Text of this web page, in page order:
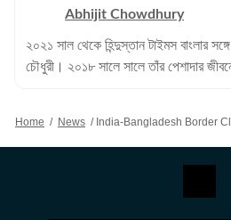
Abhijit Chowdhury
২০২১ সাল থেকে হিন্দুস্তান টাইমস বাংলার
চৌধুরী। ২০১৮ সালে সালে তাঁর পেশাদার
বিষয়ে তাঁর আগ্রহ সবচেয়ে বেশি। কলকাতা বিশ্ববিদ্যালয় থেকে সাংবাদিকতায়
ভারতে কাজ করার অভিজ্ঞতা রয়েছে
জকি হিসেবেও কাজ করেছিলেন তিনি। খবরের
Home / News / India-Bangladesh Border Clash: বাংলাদেশ সীমান্তে